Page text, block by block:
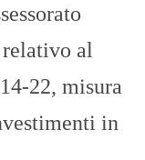
al
22, misura
in